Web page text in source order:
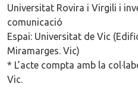
Universitat Rovira i Virgili i
comunicació
Espai: Universitat de Vic
Miramarges. Vic)
* L’acte compta amb la
Vic.